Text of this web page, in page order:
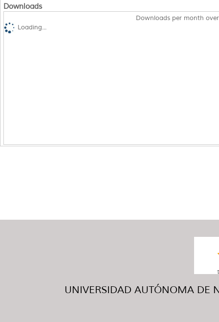
Downloads
Downloads per month
Loading...
UNIVERSIDAD AUTÓNOMA DE